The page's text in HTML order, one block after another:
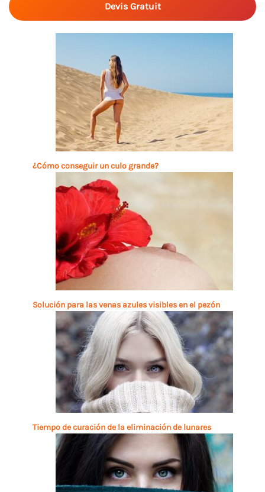
Devis Gratuit
¿Cómo conseguir un culo grande?
Solución para las venas azules visibles en el pezón
Tiempo de curación de la eliminación de lunares